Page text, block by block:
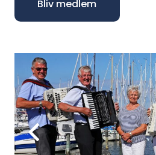
Bliv medlem